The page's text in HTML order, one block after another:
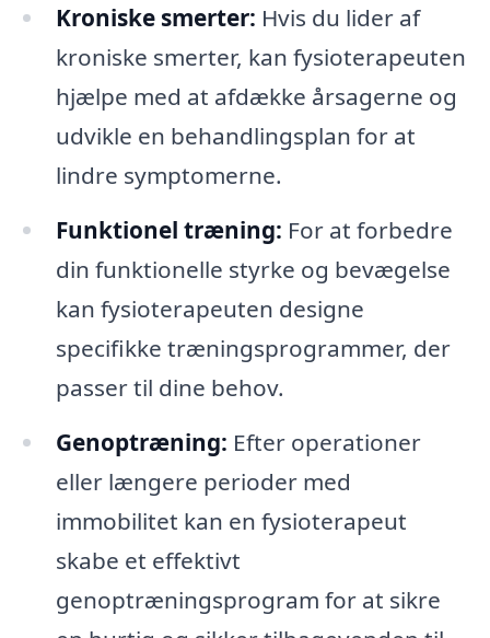
Kroniske smerter: Hvis du lider af
kroniske smerter, kan fysioterapeuten
hjælpe med at afdække årsagerne og
udvikle en behandlingsplan for at
lindre symptomerne.
Funktionel træning: For at forbedre
din funktionelle styrke og bevægelse
kan fysioterapeuten designe
specifikke træningsprogrammer, der
passer til dine behov.
Genoptræning: Efter operationer
eller længere perioder med
immobilitet kan en fysioterapeut
skabe et effektivt
genoptræningsprogram for at sikre